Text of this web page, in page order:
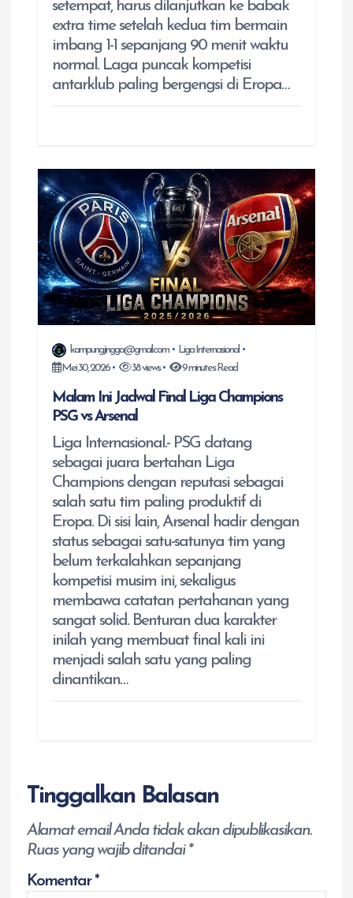
setempat, harus dilanjutkan ke babak
extra time setelah kedua tim bermain
imbang 1-1 sepanjang 90 menit waktu
normal. Laga puncak kompetisi
antarklub paling bergengsi di Eropa…
kampungjingga@gmail.com
Liga Internasional
Mei 30, 2026
38 views 9 minutes Read
Malam Ini Jadwal Final Liga Champions
PSG vs Arsenal
Liga Internasional.- PSG datang
sebagai juara bertahan Liga
Champions dengan reputasi sebagai
salah satu tim paling produktif di
Eropa. Di sisi lain, Arsenal hadir dengan
status sebagai satu-satunya tim yang
belum terkalahkan sepanjang
kompetisi musim ini, sekaligus
membawa catatan pertahanan yang
sangat solid. Benturan dua karakter
inilah yang membuat final kali ini
menjadi salah satu yang paling
dinantikan…
Tinggalkan Balasan
Alamat email Anda tidak akan dipublikasikan.
Ruas yang wajib ditandai*
Komentar*